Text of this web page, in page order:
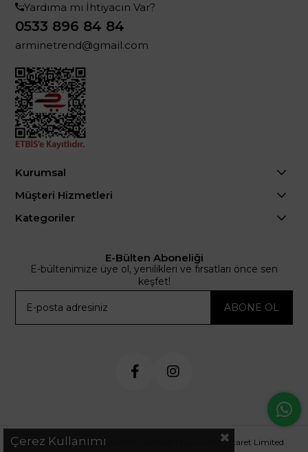
Yardıma mı İhtiyacın Var?
0533 896 84 84
arminetrend@gmail.com
Kurumsal
Müşteri Hizmetleri
Kategoriler
E-Bülten Aboneliği
E-bültenimize üye ol, yenilikleri ve fırsatları önce sen
keşfet!
ABONE OL
© 2024 .arminetrend.com.tr. Sembol Mağazacılık Ticaret Limited
Çerez Kullanımı